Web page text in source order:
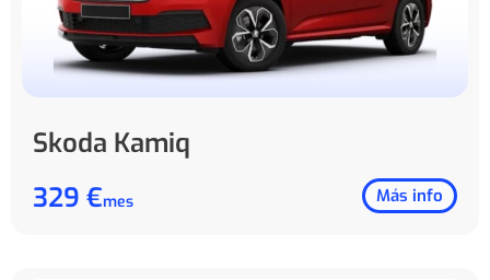
Skoda Kamiq
329 €mes Más info